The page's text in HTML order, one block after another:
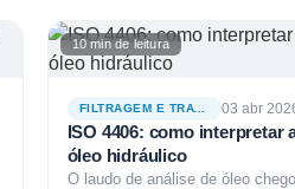
10 min de leitura
FILTRAGEM E TRATAMENTO DE FLUIDOS 03 abr
ISO 4406: como interpretar
óleo hidráulico
O laudo de análise de óleo